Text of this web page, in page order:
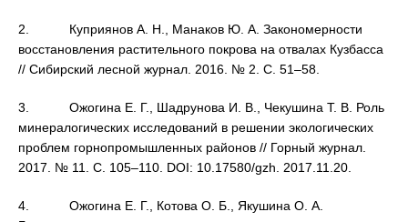
2. Куприянов А. Н., Манаков Ю. А. Закономерности
восстановления растительного покрова на отвалах Кузбасса
// Сибирский лесной журнал. 2016. № 2. С. 51–58.
3. Ожогина Е. Г., Шадрунова И. В., Чекушина Т. В. Роль
минералогических исследований в решении экологических
проблем горнопромышленных районов // Горный журнал.
2017. № 11. С. 105–110. DOI: 10.17580/gzh. 2017.11.20.
4. Ожогина Е. Г., Котова О. Б., Якушина О. А.